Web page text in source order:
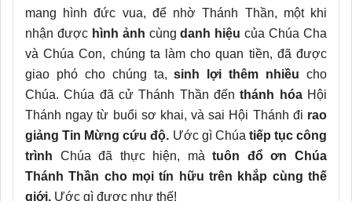
mang hình đức vua, để nhờ Thánh Thần, một khi
nhận được hình ảnh cùngdanh hiệu của Chúa Cha
và Chúa Con, chúng ta làm cho quan tiền, đã được
giao phó cho chúng ta,sinh lợi thêm nhiều cho
Chúa. Chúa đã cử Thánh Thần đếnthánh hóaHội
Thánh ngay từ buổi sơ khai, và sai Hội Thánh đi rao
giảng Tin Mừng cứu độ. Ước gì Chúa tiếp tục công
trình Chúa đã thực hiện, màtuôn đổ ơn Chúa
Thánh Thần cho mọi tín hữu trên khắp cùng thế
giới. Ước gì được như thế!